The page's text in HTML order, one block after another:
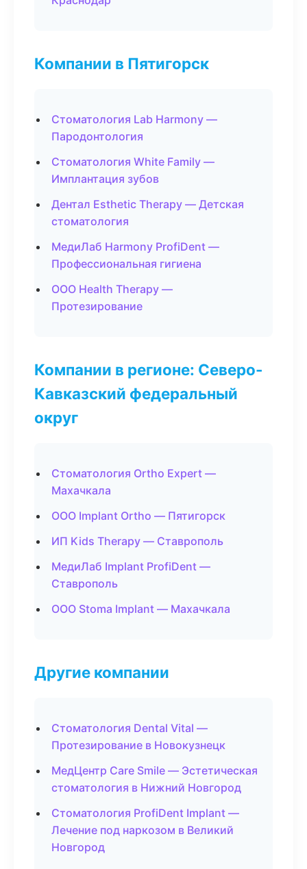
Компании в Пятигорск
Стоматология Lab Harmony —
Пародонтология
Стоматология White Family —
Имплантация зубов
Дентал Esthetic Therapy — Детская
стоматология
МедиЛаб Harmony ProfiDent —
Профессиональная гигиена
ООО Health Therapy —
Протезирование
Компании в регионе: Северо-
Кавказский федеральный
округ
Стоматология Ortho Expert —
Махачкала
ООО Implant Ortho — Пятигорск
ИП Kids Therapy — Ставрополь
МедиЛаб Implant ProfiDent —
Ставрополь
ООО Stoma Implant — Махачкала
Другие компании
Стоматология Dental Vital —
Протезирование в Новокузнецк
МедЦентр Care Smile — Эстетическая
стоматология в Нижний Новгород
Стоматология ProfiDent Implant —
Лечение под наркозом в Великий
Новгород